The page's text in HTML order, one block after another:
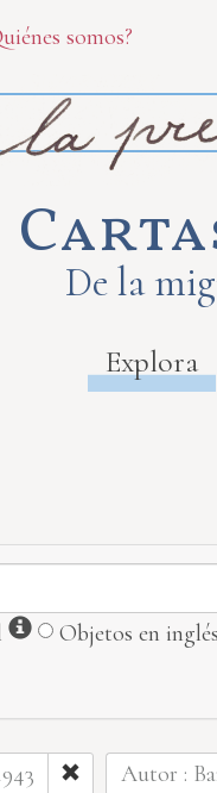
somos?
De la
Explora
Información
Objetos en inglés
Autor :